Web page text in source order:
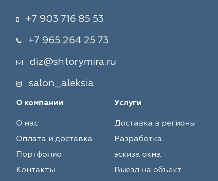
+7 903 716 85 53
+7 965 264 25 73
diz@shtorymira.ru
salon_aleksia
О компании
О нас
Оплата и доставка
Портфолио
Контакты
Услуги
Доставка в регионы
Разработка
эскиза окна
Выезд на объект